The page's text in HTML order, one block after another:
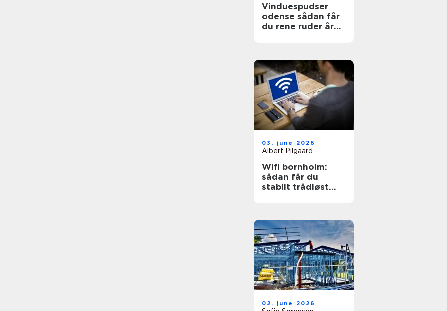
Vinduespudser
odense sådan får
du rene ruder året
03. june 2026
Albert Pilgaard
Wifi bornholm:
sådan får du
stabilt trådløst
02. june 2026